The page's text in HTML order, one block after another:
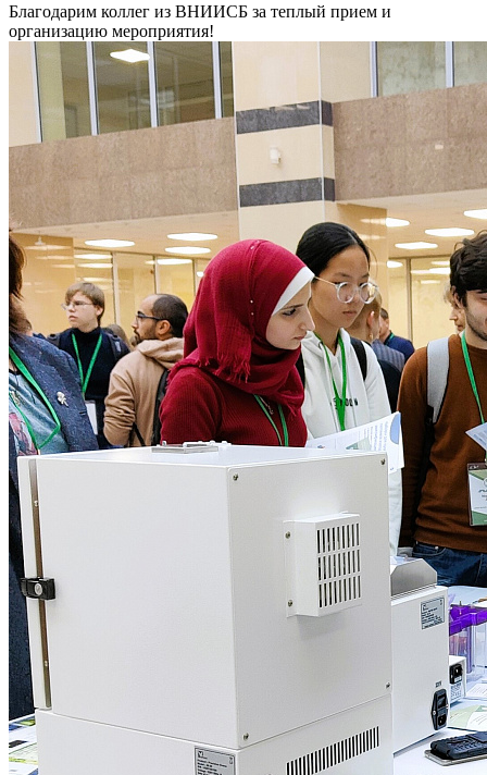
Благодарим коллег из ВНИИСБ за теплый прием и
организацию мероприятия!